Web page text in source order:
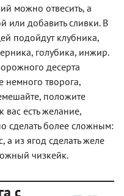
можно отвесить, а
или добавить сливки. В
подойдут клубника,
голубика, инжир.
десерта
немного творога,
положите
вас есть желание,
сделать более сложным:
а из ягод сделать желе
чизкейк.
с